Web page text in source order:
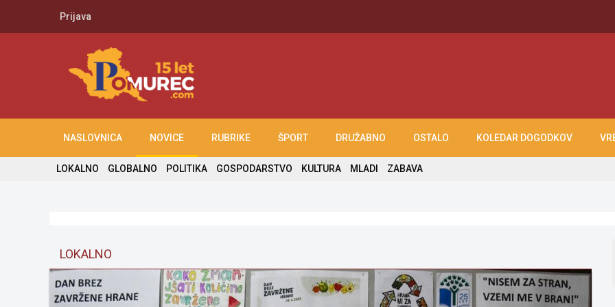
Prijava
NASLOVNICA NOVICE RUBRIKE ŠPORT DRUŽABNO OSTALO KOLEDAR DOGODKOV
LOKALNO GLOBALNO POLITIKA GOSPODARSTVO KULTURA MLADI ZABAVA
LOKALNO